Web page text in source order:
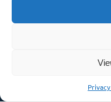
Copyright